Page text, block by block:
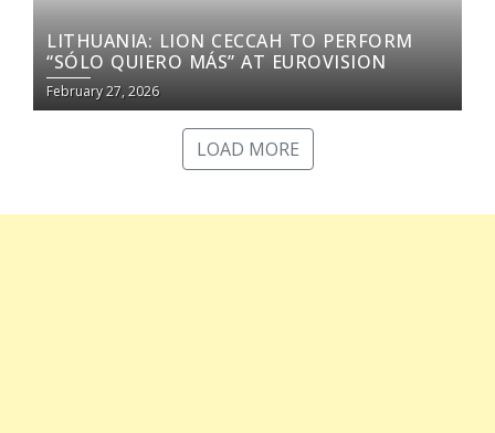
LITHUANIA: LION CECCAH TO PERFORM
“SÓLO QUIERO MÁS” AT EUROVISION
February 27, 2026
LOAD MORE